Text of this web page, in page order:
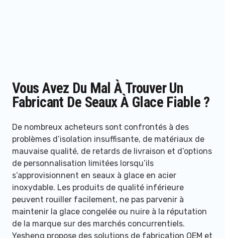
Vous Avez Du Mal À Trouver Un
Fabricant De Seaux À Glace Fiable ?
De nombreux acheteurs sont confrontés à des
problèmes d’isolation insuffisante, de matériaux de
mauvaise qualité, de retards de livraison et d’options
de personnalisation limitées lorsqu’ils
s’approvisionnent en seaux à glace en acier
inoxydable. Les produits de qualité inférieure
peuvent rouiller facilement, ne pas parvenir à
maintenir la glace congelée ou nuire à la réputation
de la marque sur des marchés concurrentiels.
Yesheng propose des solutions de fabrication OEM et